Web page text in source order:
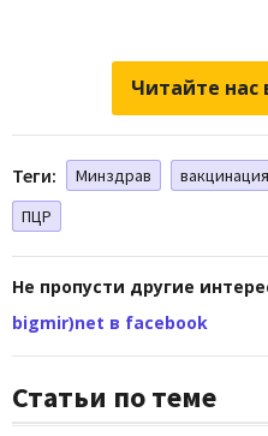
Читайте нас
Теги: Минздрав вакцинация
ПЦР
Не пропусти другие
bigmir)net в facebook
Статьи по теме